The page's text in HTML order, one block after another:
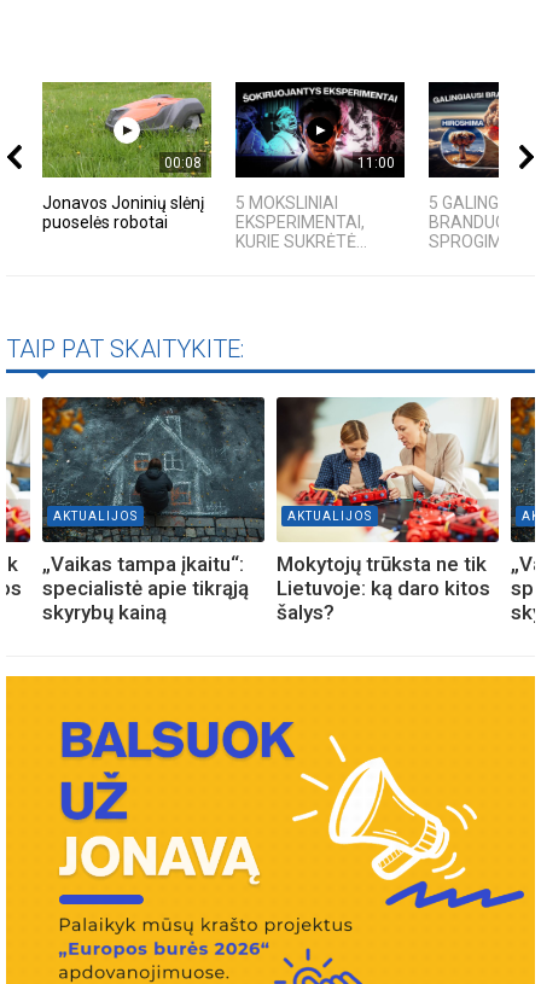
00:08
Jonavos Joninių slėnį
puoselės robotai
11:00
5 MOKSLINIAI
EKSPERIMENTAI,
KURIE SUKRĖTĖ...
5 GALINGIAUSI
SPROGIMAI...
TAIP PAT SKAITYKITE:
AKTUALIJOS
„Vaikas tampa įkaitu“:
specialistė apie tikrąją
skyrybų kainą
AKTUALIJOS
Mokytojų trūksta ne tik
Lietuvoje: ką daro kitos
šalys?